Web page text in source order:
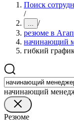
Поиск
/
... /
резюме в
начинающий
гибкий
начинающий
Резюме